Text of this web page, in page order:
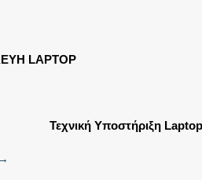
LAPTOP
Τεχνική Υποστήριξη
→